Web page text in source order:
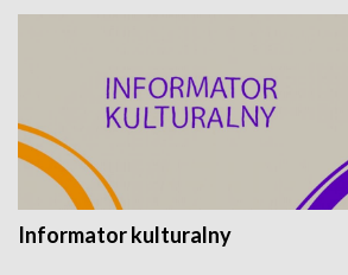
Informator kulturalny